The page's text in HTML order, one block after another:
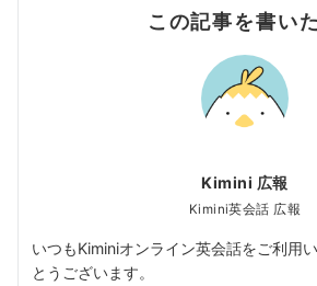
この記事を書い
Kimini 広報
Kimini英会話 広報
いつもKiminiオンライン英会話をご利用
とうございます。